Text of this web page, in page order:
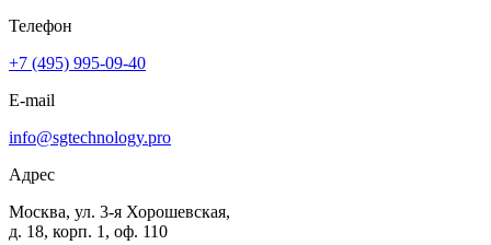
Телефон
+7 (495) 995-09-40
E-mail
info@sgtechnology.pro
Адрес
Москва, ул. 3-я Хорошевская,
д. 18, корп. 1, оф. 110